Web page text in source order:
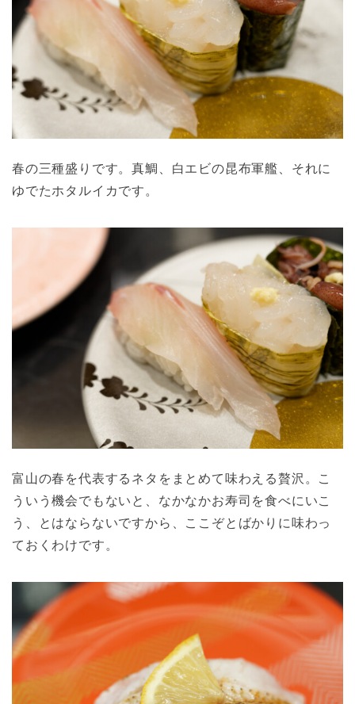
春の三種盛りです。真鯛、白エビの昆布軍艦、それに
ゆでたホタルイカです。
富山の春を代表するネタをまとめて味わえる贅沢。こ
ういう機会でもないと、なかなかお寿司を食べにいこ
う、とはならないですから、ここぞとばかりに味わっ
ておくわけです。